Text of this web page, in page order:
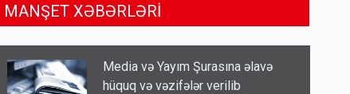
MANŞET XƏBƏRLƏRİ
Kartdan karta istədiyiniz qədər
köçürmə edə bilərsiniz - VİDEO